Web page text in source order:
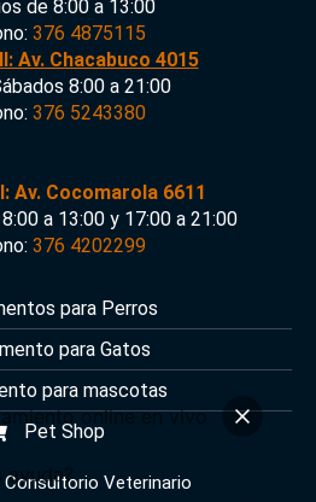
de 8:00 a 13:00
376 4875115
Av. Chacabuco 4015
8:00 a 21:00
376 5243380
Av. Cocomarola 6611
a 13:00 y 17:00 a 21:00
376 4202299
para Perros
para Gatos
para mascotas
Pet Shop
Consultorio Veterinario
online en vivo
ayuda?